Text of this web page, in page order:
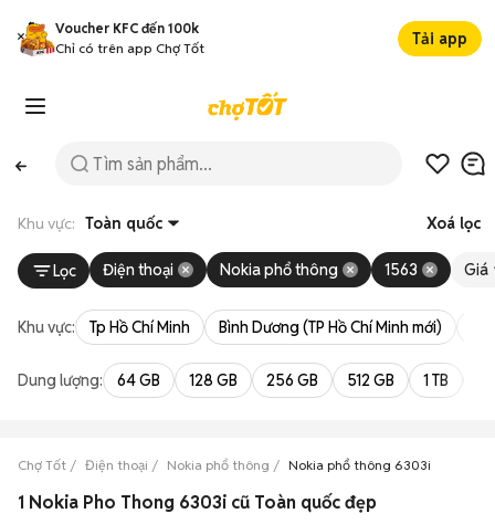
Voucher KFC đến 100k
Chỉ có trên app Chợ Tốt
Tải app
Khu vực: Toàn quốc Xoá lọc
Lọc Điện thoại Nokia phổ thông 1563 Giá
Khu vực: Tp Hồ Chí Minh Bình Dương (TP Hồ Chí Minh mới)
Dung lượng: 64 GB 128 GB 256 GB 512 GB 1 TB
Chợ Tốt Điện thoại Nokia phổ thông Nokia phổ thông 6303i
1 Nokia Pho Thong 6303i cũ Toàn quốc đẹp